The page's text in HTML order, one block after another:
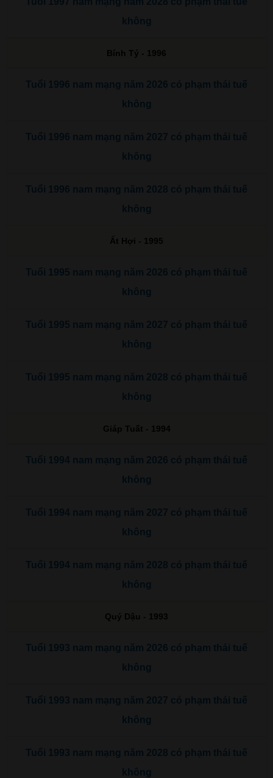
không
Bính Tý - 1996
Tuổi 1996 nam mạng năm 2026 có phạm thái tuế
không
Tuổi 1996 nam mạng năm 2027 có phạm thái tuế
không
Tuổi 1996 nam mạng năm 2028 có phạm thái tuế
không
Ất Hợi - 1995
Tuổi 1995 nam mạng năm 2026 có phạm thái tuế
không
Tuổi 1995 nam mạng năm 2027 có phạm thái tuế
không
Tuổi 1995 nam mạng năm 2028 có phạm thái tuế
không
Giáp Tuất - 1994
Tuổi 1994 nam mạng năm 2026 có phạm thái tuế
không
Tuổi 1994 nam mạng năm 2027 có phạm thái tuế
không
Tuổi 1994 nam mạng năm 2028 có phạm thái tuế
không
Quý Dậu - 1993
Tuổi 1993 nam mạng năm 2026 có phạm thái tuế
không
Tuổi 1993 nam mạng năm 2027 có phạm thái tuế
không
Tuổi 1993 nam mạng năm 2028 có phạm thái tuế
không